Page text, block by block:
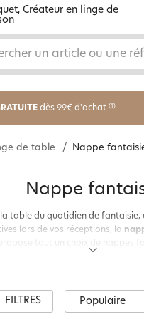
un article ou une
commandedès 2 articles
dès 99€ d'achat (1)
de table Nappe
Nappe
table du quotidien de fantaisie,
lors de vos réceptions, la
tout un choix de nappes
un tombé impeccable, se lavent
libre en moins d’une heure.
FILTRES